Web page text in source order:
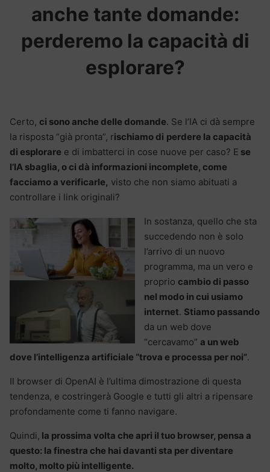
anche tante domande:
perderemo la capacità di
esplorare?
Certo, ci sono anche delle domande. Se l’IA ci dà sempre
la risposta “già pronta”, rischiamo di perdere la capacità
di esplorare e di imbatterci in cose nuove per caso? E se
l’IA sbaglia, o ci dà informazioni incomplete, come
facciamo a verificarle, visto che non siamo abituati a
controllare i link originali?
In sostanza, quello che sta
succedendo non è solo
l’arrivo di un nuovo
programma, ma un vero e
proprio cambio di passo
nel modo in cui usiamo
internet. Stiamo passando
da un web dove
“cercavamo” a un web
dove l’intelligenza artificiale “trova e processa per noi”.
Il browser di OpenAI è l’ultima dimostrazione di questa
tendenza, e costringerà Google e tutti gli altri a ripensare
profondamente come ti fanno navigare.
Quindi, la prossima volta che apri il tuo browser, pensa a
questo: la finestra che hai davanti sta per diventare
molto, molto più intelligente.